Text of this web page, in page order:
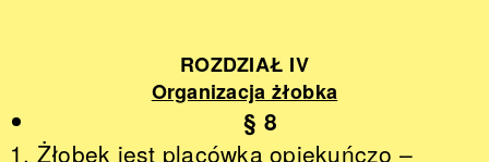
ROZDZIAŁ IV
Organizacja żłobka
§ 8
Żłobek jest placówką opiekuńczo –